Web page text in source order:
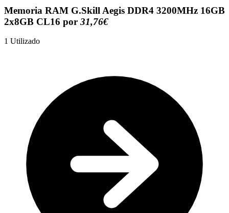
Memoria RAM G.Skill Aegis DDR4 3200MHz 16GB
2x8GB CL16 por 31,76€
1 Utilizado